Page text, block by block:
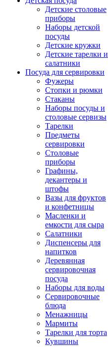
Детские столовые
приборы
Наборы детской
посуды
Детские кружки
Детские тарелки и
салатники
Посуда для сервировки
Фужеры
Стопки и рюмки
Стаканы
Наборы посуды и
столовые сервизы
Тарелки
Предметы
сервировки
Столовые
приборы
Графины,
декантеры и
штофы
Вазы для фруктов
и конфетницы
Масленки и
емкости для сыра
Салатники
Диспенсеры для
напитков
Деревянная
сервировочная
посуда
Наборы для воды
Сервировочные
блюда
Менажницы
Мармиты
Тарелки для торта
Кувшины